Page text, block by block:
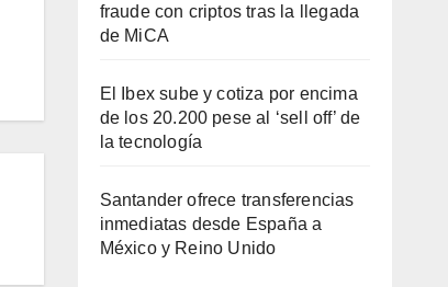
fraude con criptos tras la llegada
de MiCA
El Ibex sube y cotiza por encima
de los 20.200 pese al ‘sell off’ de
la tecnología
Santander ofrece transferencias
inmediatas desde España a
México y Reino Unido